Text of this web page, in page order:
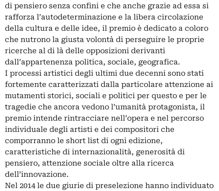
di pensiero senza confini e che anche grazie ad essa si
rafforza l’autodeterminazione e la libera circolazione
della cultura e delle idee, il premio è dedicato a coloro
che nutrono la giusta volontà di perseguire le proprie
ricerche al di là delle opposizioni derivanti
dall’appartenenza politica, sociale, geografica.
I processi artistici degli ultimi due decenni sono stati
fortemente caratterizzati dalla particolare attenzione ai
mutamenti storici, sociali e politici per questo e per le
tragedie che ancora vedono l’umanità protagonista, il
premio intende rintracciare nell’opera e nel percorso
individuale degli artisti e dei compositori che
comporranno le short list di ogni edizione,
caratteristiche di internazionalità, generosità di
pensiero, attenzione sociale oltre alla ricerca
dell’innovazione.
Nel 2014 le due giurie di preselezione hanno individuato